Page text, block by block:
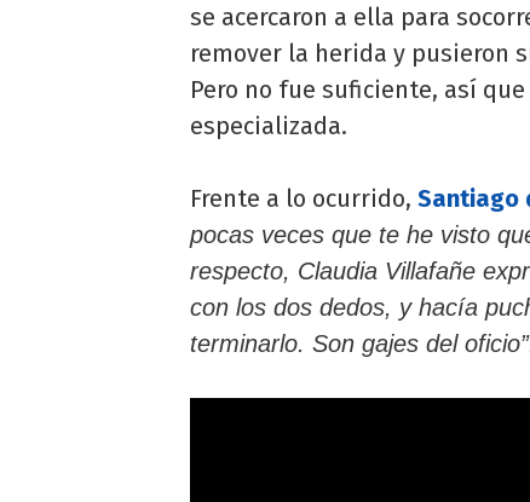
se acercaron a ella para
remover la herida y pusieron
Pero no fue suficiente, así
especializada.
Frente a lo ocurrido, Santiago
pocas veces que te he visto
respecto, Claudia Villafañe
con los dos dedos, y hacía
terminarlo. Son gajes del